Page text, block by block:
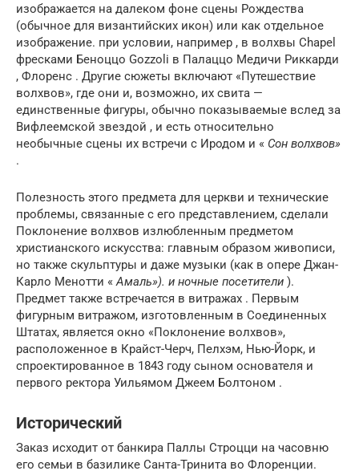
изображается на далеком фоне сцены Рождества
(обычное для византийских икон) или как отдельное
изображение. при условии, например , в волхвы Chapel
фресками Беноццо Gozzoli в Палаццо Медичи Риккарди
, Флоренс . Другие сюжеты включают «Путешествие
волхвов», где они и, возможно, их свита —
единственные фигуры, обычно показываемые вслед за
Вифлеемской звездой , и есть относительно
необычные сцены их встречи с Иродом и « Сон волхвов»
.
Полезность этого предмета для церкви и технические
проблемы, связанные с его представлением, сделали
Поклонение волхвов излюбленным предметом
христианского искусства: главным образом живописи,
но также скульптуры и даже музыки (как в опере Джан-
Карло Менотти «Амаль»). и ночные посетители ).
Предмет также встречается в витражах . Первым
фигурным витражом, изготовленным в Соединенных
Штатах, является окно «Поклонение волхвов»,
расположенное в Крайст-Черч, Пелхэм, Нью-Йорк, и
спроектированное в 1843 году сыном основателя и
первого ректора Уильямом Джеем Болтоном .
Исторический
Заказ исходит от банкира Паллы Строцци на часовню
его семьи в базилике Санта-Тринита во Флоренции.